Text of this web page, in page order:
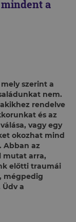
a
szerint a
nem.
rendelve
és az
vagy egy
okozhat mind
Abban az
mutat arra,
előtti traumái
mégpedig
a